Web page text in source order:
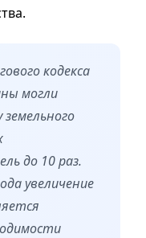
кодекса
могли
до 10 раз.
увеличение